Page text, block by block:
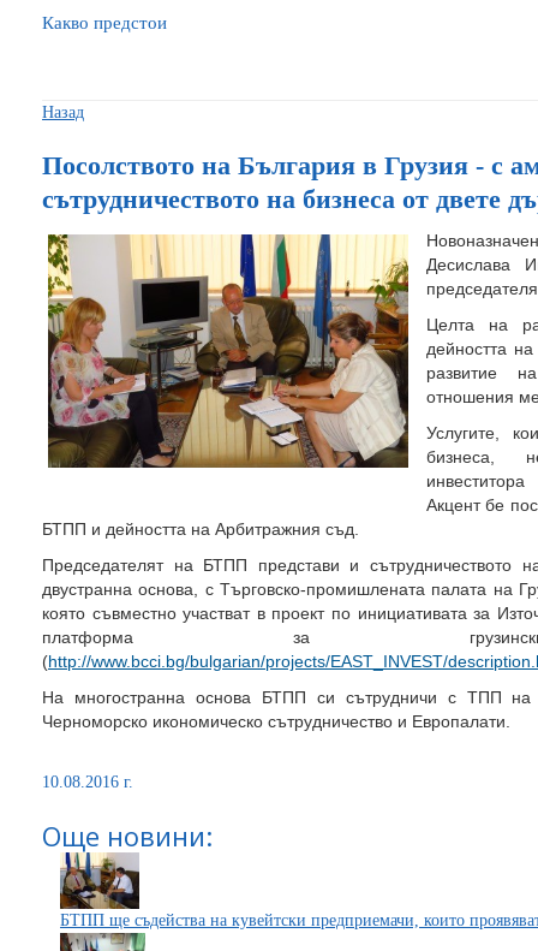
Какво предстои
Назад
Посолството на България в Грузия - с
сътрудничеството на бизнеса от двете
Десислава
Целта на
дейността
развитие на
отношения
Услугите,
бизнеса,
Акцент бе
БТПП и дейността на Арбитражния съд.
Председателят на БТПП представи и сътрудничеството
двустранна основа, с Търговско-промишлената палата на
която съвместно участват в проект по инициативата за
платформа за грузинските
(http://www.bcci.bg/bulgarian/projects/EAST_INVEST/
На многостранна основа БТПП си сътрудничи с ТПП на
Черноморско икономическо сътрудничествo и Европалати.
10.08.2016 г.
Още новини:
БТПП ще съдейства на кувейтски предприемачи, които